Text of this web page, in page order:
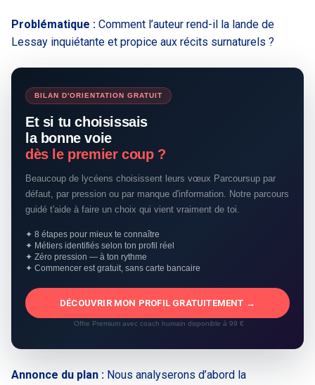
Problématique : Comment l’auteur rend-il la lande de
Lessay inquiétante et propice aux récits surnaturels ?
BILAN D'ORIENTATION GRATUIT
Et si tu choisissais
la bonne voie
dès le premier coup ?
Beaucoup de lycéens choisissent leurs vœux Parcoursup par
défaut, par pression ou par manque d'information. Notre parcours
guidé t'aide à faire un choix qui vient vraiment de toi.
✦ 8 étapes pour mieux te connaître
✦ Métiers identifiés selon ton profil réel
✦ Zéro pression — à ton rythme
✦ Commencer est gratuit, sans carte bancaire
DÉCOUVRIR MON PROFIL GRATUITEMENT →
Offre Premium avec coach humain disponible à 99 €
Annonce du plan : Nous analyserons d’abord la